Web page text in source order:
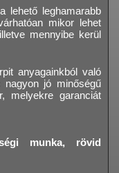
lehető leghamarabb
mikor lehet
mennyibe kerül
anyagainkból való
jó minőségű
melyekre garanciát
munka, rövid